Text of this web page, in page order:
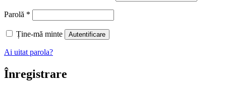
Parolă *
Ține-mă minte Autentificare
Ai uitat parola?
Înregistrare